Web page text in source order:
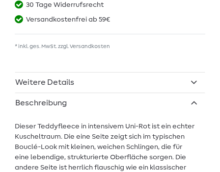
30 Tage Widerrufsrecht
Versandkostenfrei ab 59€
* inkl. ges. MwSt. zzgl. Versandkosten
Weitere Details
Beschreibung
Dieser Teddyfleece in intensivem Uni-Rot ist ein echter
Kuscheltraum. Die eine Seite zeigt sich im typischen
Bouclé-Look mit kleinen, weichen Schlingen, die für
eine lebendige, strukturierte Oberfläche sorgen. Die
andere Seite ist herrlich flauschig wie ein klassischer